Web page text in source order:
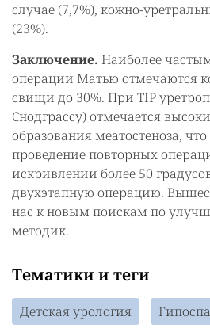
случае (7,7%), кожно-
(23%).
Заключение. Наиболее
операции Матью отмечаются
свищи до 30%. При TIP
Снодграссу) отмечается
образования меатостеноза, что
проведение повторных
искривлении более 50
двухэтапную операцию.
нас к новым поискам по
методик.
Тематики и теги
Детская урология